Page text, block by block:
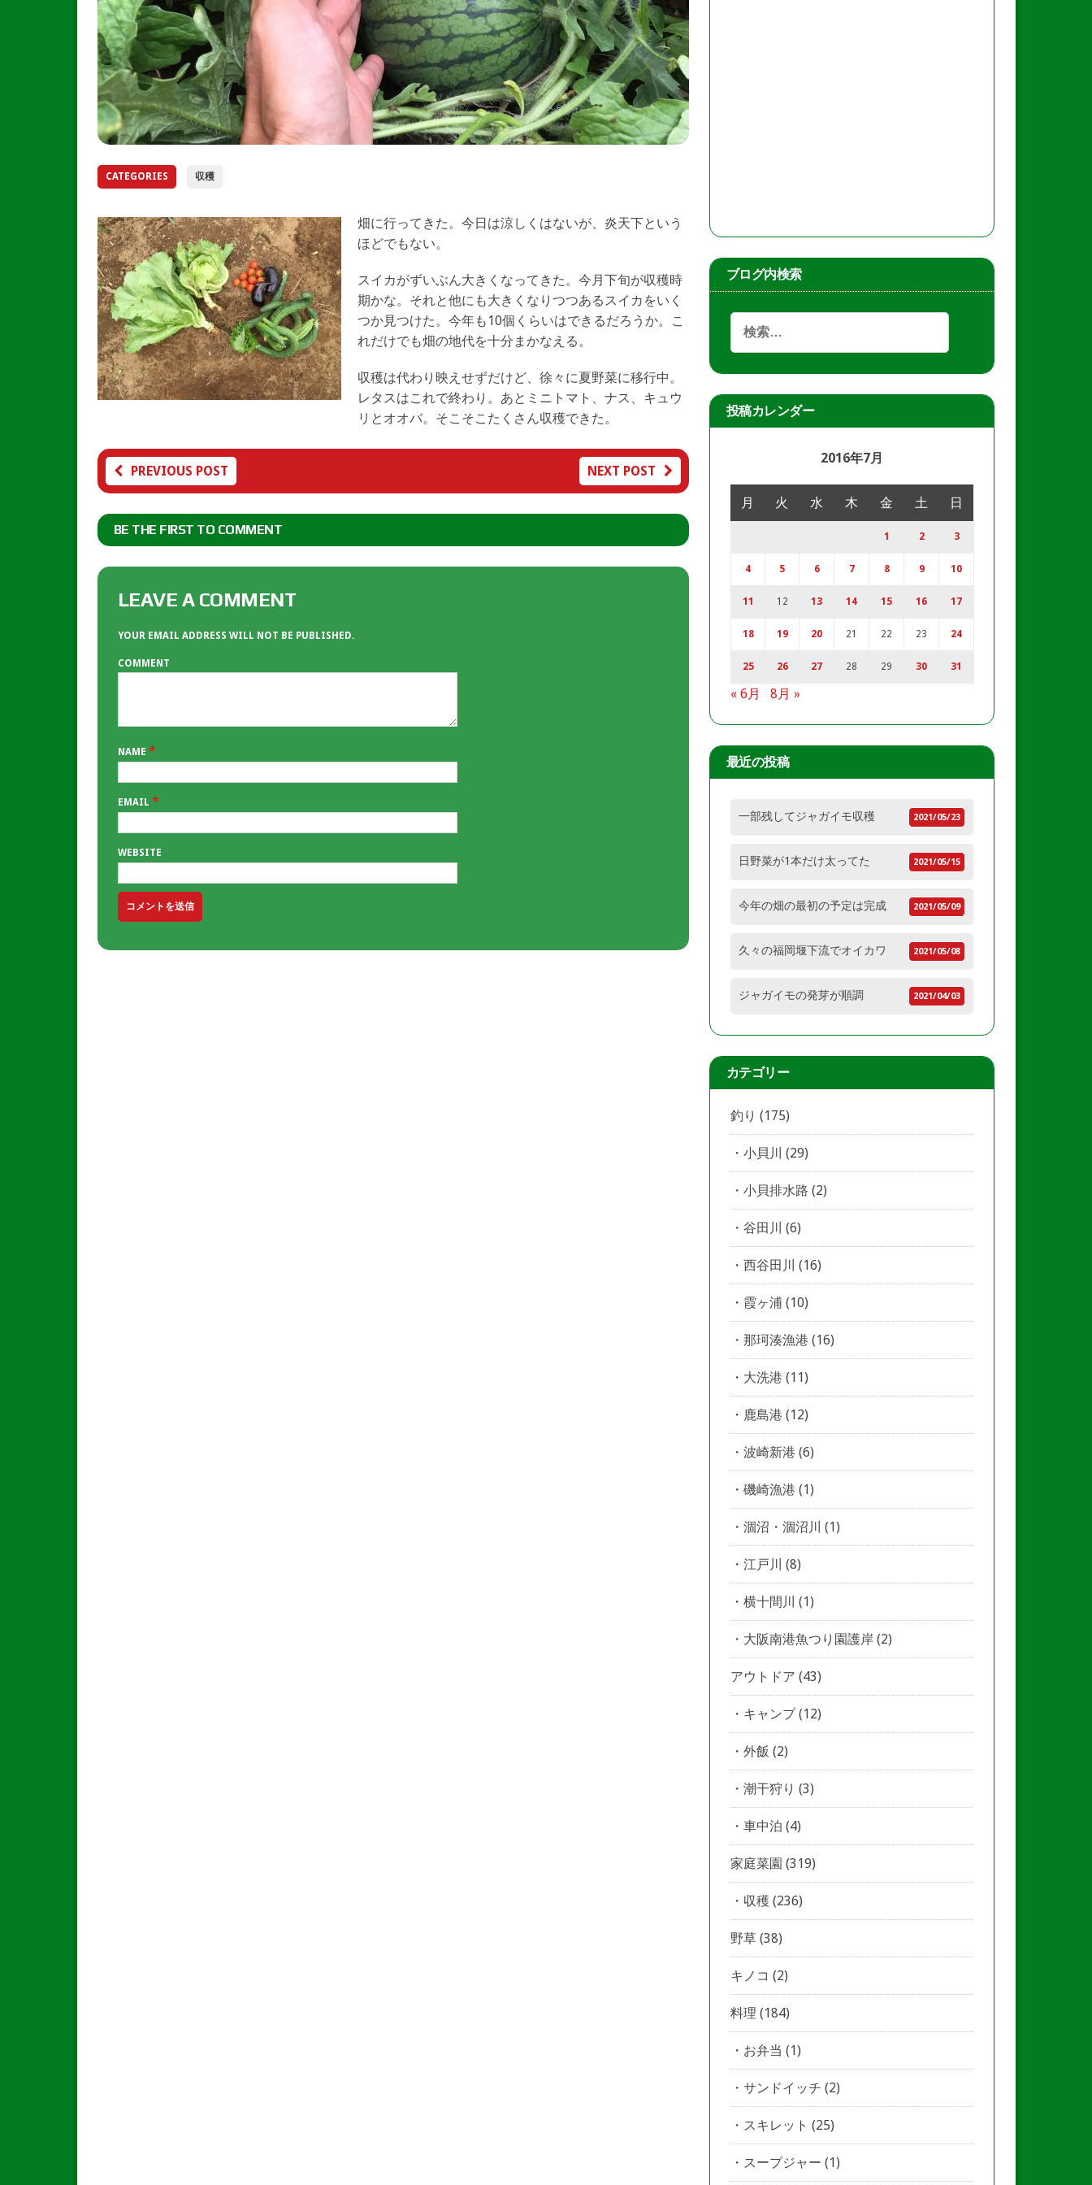
CATEGORIES 収穫
畑に行ってきた。今日は涼しくはないが、炎天下という
ほどでもない。
スイカがずいぶん大きくなってきた。今月下旬が収穫時
期かな。それと他にも大きくなりつつあるスイカをいく
つか見つけた。今年も10個くらいはできるだろうか。こ
れだけでも畑の地代を十分まかなえる。
収穫は代わり映えせずだけど、徐々に夏野菜に移行中。
レタスはこれで終わり。あとミニトマト、ナス、キュウ
リとオオバ。そこそこたくさん収穫できた。
PREVIOUS POST NEXT POST
BE THE FIRST TO COMMENT
LEAVE A COMMENT
YOUR EMAIL ADDRESS WILL NOT BE PUBLISHED.
COMMENT
NAME *
EMAIL *
WEBSITE
ブログ内検索
投稿カレンダー
2016年7月
月 火 水 木 金 土 日
1 2 3
4 5 6 7 8 9 10
11 12 13 14 15 16 17
18 19 20 21 22 23 24
25 26 27 28 29 30 31
« 6月 8月 »
最近の投稿
一部残してジャガイモ収穫 2021/05/23
日野菜が1本だけ太ってた 2021/05/15
今年の畑の最初の予定は完成 2021/05/09
久々の福岡堰下流でオイカワ 2021/05/08
ジャガイモの発芽が順調 2021/04/03
カテゴリー
釣り (175)
小貝川 (29)
小貝排水路 (2)
谷田川 (6)
西谷田川 (16)
霞ヶ浦 (10)
那珂湊漁港 (16)
大洗港 (11)
鹿島港 (12)
波崎新港 (6)
磯崎漁港 (1)
涸沼・涸沼川 (1)
江戸川 (8)
横十間川 (1)
大阪南港魚つり園護岸 (2)
アウトドア (43)
キャンプ(12)
外飯 (2)
潮干狩り (3)
車中泊 (4)
家庭菜園 (319)
収穫 (236)
野草(38)
キノコ (2)
料理 (184)
お弁当 (1)
サンドイッチ (2)
スキレット (25)
スープジャー (1)